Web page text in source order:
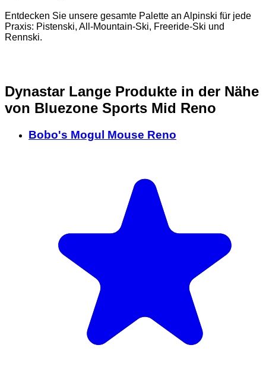
Entdecken Sie unsere gesamte Palette an Alpinski für jede
Praxis: Pistenski, All-Mountain-Ski, Freeride-Ski und
Rennski.
Dynastar Lange Produkte in der Nähe
von Bluezone Sports Mid Reno
Bobo's Mogul Mouse Reno